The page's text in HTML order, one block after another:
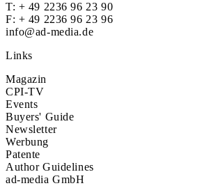
T: + 49 2236 96 23 90
F: + 49 2236 96 23 96
info@ad-media.de
Links
Magazin
CPI-TV
Events
Buyers' Guide
Newsletter
Werbung
Patente
Author Guidelines
ad-media GmbH